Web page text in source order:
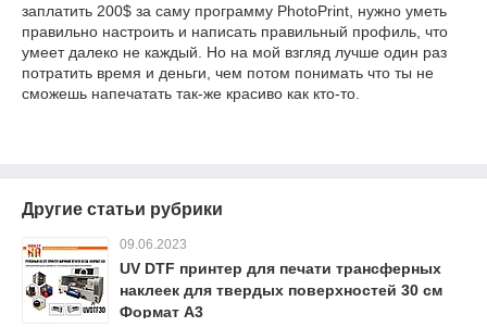
заплатить 200$ за саму программу PhotoPrint, нужно уметь
правильно настроить и написать правильный профиль, что
умеет далеко не каждый. Но на мой взгляд лучше один раз
потратить время и деньги, чем потом понимать что ты не
сможешь напечатать так-же красиво как кто-то.
Другие статьи рубрики
09.06.2023
UV DTF принтер для печати трансферных
наклеек для твердых поверхностей 30 см
Формат А3